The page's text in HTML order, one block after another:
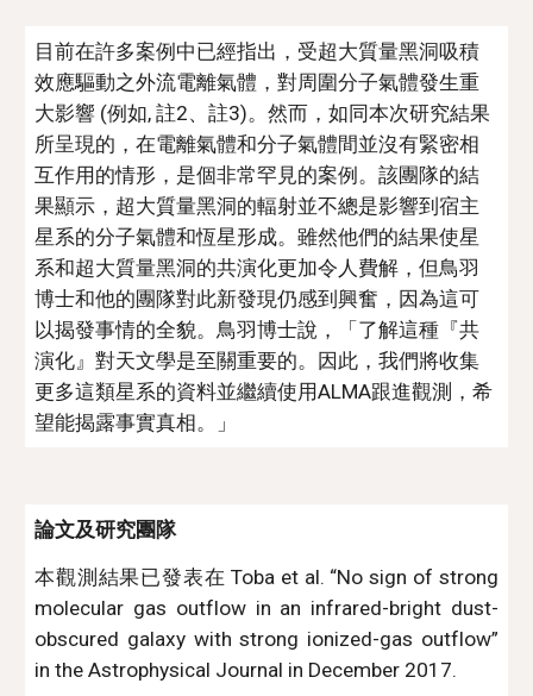
目前在許多案例中已經指出，受超大質量黑洞吸積
效應驅動之外流電離氣體，對周圍分子氣體發生重
大影響 (例如, 註2、註3)。然而，如同本次研究結果
所呈現的，在電離氣體和分子氣體間並沒有緊密相
互作用的情形，是個非常罕見的案例。該團隊的結
果顯示，超大質量黑洞的輻射並不總是影響到宿主
星系的分子氣體和恆星形成。雖然他們的結果使星
系和超大質量黑洞的共演化更加令人費解，但鳥羽
博士和他的團隊對此新發現仍感到興奮，因為這可
以揭發事情的全貌。鳥羽博士說，「了解這種『共
演化』對天文學是至關重要的。因此，我們將收集
更多這類星系的資料並繼續使用ALMA跟進觀測，希
望能揭露事實真相。」
論文及研究團隊
本觀測結果已發表在 Toba et al. “No sign of strong
molecular gas outflow in an infrared-bright dust-
obscured galaxy with strong ionized-gas outflow”
in the Astrophysical Journal in December 2017.